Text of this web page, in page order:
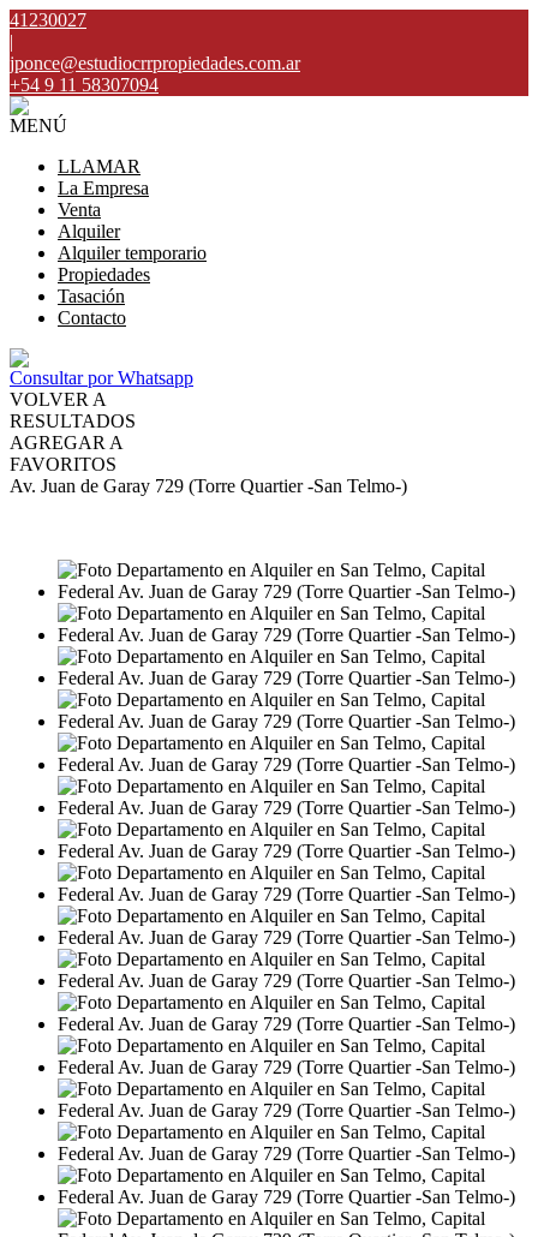
41230027
|
jponce@estudiocrrpropiedades.com.ar
+54 9 11 58307094
MENÚ
LLAMAR
La Empresa
Venta
Alquiler
Alquiler temporario
Propiedades
Tasación
Contacto
Consultar por Whatsapp
VOLVER A
RESULTADOS
AGREGAR A
FAVORITOS
Av. Juan de Garay 729 (Torre Quartier -San Telmo-)